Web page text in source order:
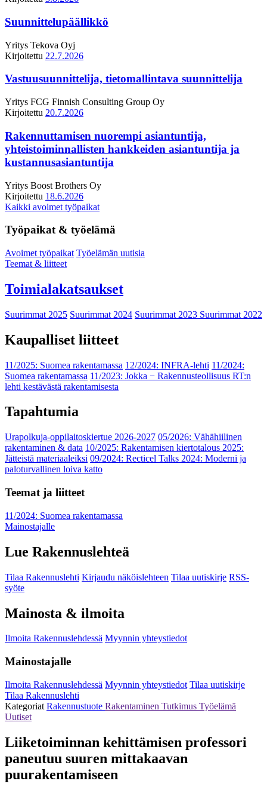
Suunnittelupäällikkö
Yritys Tekova Oyj
Kirjoitettu 22.7.2026
Vastuusuunnittelija, tietomallintava suunnittelija
Yritys FCG Finnish Consulting Group Oy
Kirjoitettu 20.7.2026
Rakennuttamisen nuorempi asiantuntija,
yhteistoiminnallisten hankkeiden asiantuntija ja
kustannusasiantuntija
Yritys Boost Brothers Oy
Kirjoitettu 18.6.2026
Kaikki avoimet työpaikat
Työpaikat & työelämä
Avoimet työpaikat Työelämän uutisia
Teemat & liitteet
Toimialakatsaukset
Suurimmat 2025 Suurimmat 2024 Suurimmat 2023 Suurimmat 2022
Kaupalliset liitteet
11/2025: Suomea rakentamassa 12/2024: INFRA-lehti 11/2024:
Suomea rakentamassa 11/2023: Jokka − Rakennusteollisuus RT:n
lehti kestävästä rakentamisesta
Tapahtumia
Urapolkuja-oppilaitoskiertue 2026-2027 05/2026: Vähähiilinen
rakentaminen & data 10/2025: Rakentamisen kiertotalous 2025:
Jätteistä materiaaleiksi 09/2024: Recticel Talks 2024: Moderni ja
paloturvallinen loiva katto
Teemat ja liitteet
11/2024: Suomea rakentamassa
Mainostajalle
Lue Rakennuslehteä
Tilaa Rakennuslehti Kirjaudu näköislehteen Tilaa uutiskirje RSS-
syöte
Mainosta & ilmoita
Ilmoita Rakennuslehdessä Myynnin yhteystiedot
Mainostajalle
Ilmoita Rakennuslehdessä Myynnin yhteystiedot Tilaa uutiskirje
Tilaa Rakennuslehti
Kategoriat Rakennustuote Rakentaminen Tutkimus Työelämä
Uutiset
Liiketoiminnan kehittämisen professori
paneutuu suuren mittakaavan
puurakentamiseen